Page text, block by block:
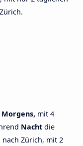
Morgens, mit 4
Nacht die
Zürich, mit 2